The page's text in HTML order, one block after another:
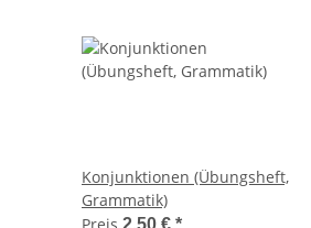
Konjunktionen (Übungsheft,
Grammatik)
2,50 € *